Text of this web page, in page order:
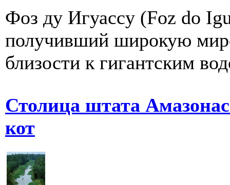
Фоз ду Игуасcу (Foz dо
получивший широкую
близости к гигантским
Столица штата
кот